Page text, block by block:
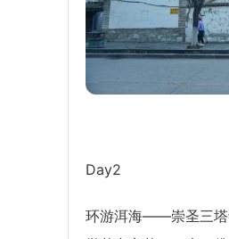
Day2
环游洱海——崇圣三塔